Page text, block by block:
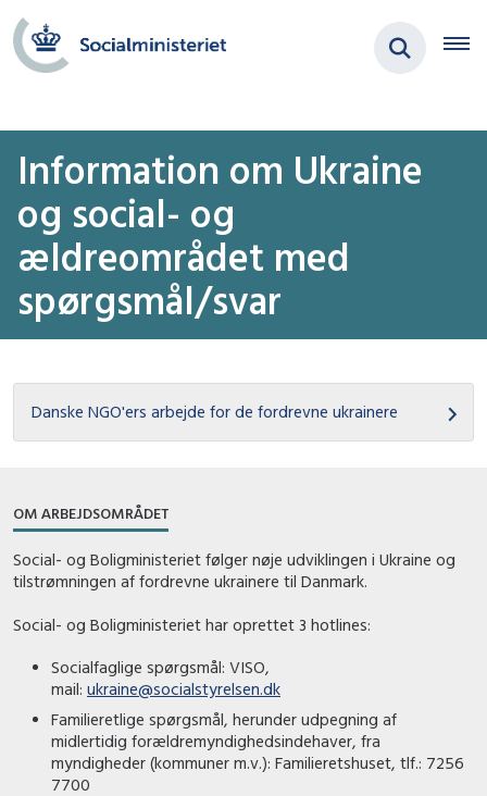
Information om Ukraine
og social- og
ældreområdet med
spørgsmål/svar
Danske NGO'ers arbejde for de fordrevne ukrainere
OM ARBEJDSOMRÅDET
Social- og Boligministeriet følger nøje udviklingen i Ukraine og
tilstrømningen af fordrevne ukrainere til Danmark.
Social- og Boligministeriet har oprettet 3 hotlines:
Socialfaglige spørgsmål: VISO,
mail: ukraine@socialstyrelsen.dk
Familieretlige spørgsmål, herunder udpegning af
midlertidig forældremyndighedsindehaver, fra
myndigheder (kommuner m.v.): Familieretshuset, tlf.: 7256
7700